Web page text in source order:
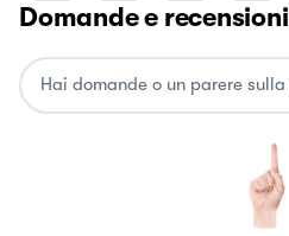
Domande e recensioni